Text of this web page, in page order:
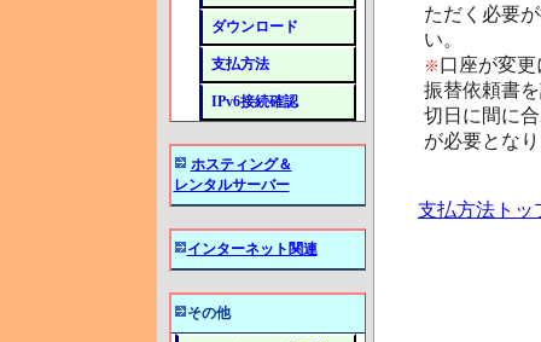
ただく必要
い。
※ 口座が変
振替依頼書
切日に間に
が必要とな
支払方法トッ
ダウンロード
支払方法
IPv6接続確認
ホスティング＆
レンタルサーバー
インターネット関連
その他